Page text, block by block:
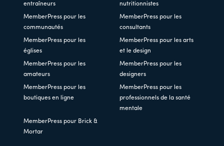
entraîneurs
nutritionnistes
MemberPress pour les
communautés
MemberPress pour les
consultants
MemberPress pour les
églises
MemberPress pour les arts
et le design
MemberPress pour les
amateurs
MemberPress pour les
designers
MemberPress pour les
boutiques en ligne
MemberPress pour les
professionnels de la santé
mentale
MemberPress pour Brick &
Mortar